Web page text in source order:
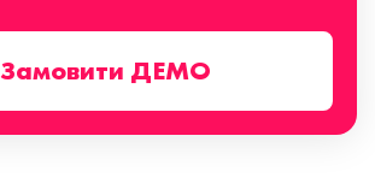
Замовити ДЕМО